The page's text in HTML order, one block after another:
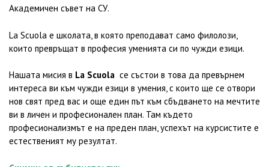
Академичен съвет на СУ.
La Scuola e школата, в която преподават само филолози,
които превръщат в професия уменията си по чужди езици.
Нашата мисия в La Scuolа се състои в това да превърнем
интереса ви към чужди езици в умения, с които ще се отвори
нов свят пред вас и още един път към сбъдването на мечтите
ви в личен и професионален план. Там където
професионализмът е на преден план, успехът на курсистите е
естественият му резултат.